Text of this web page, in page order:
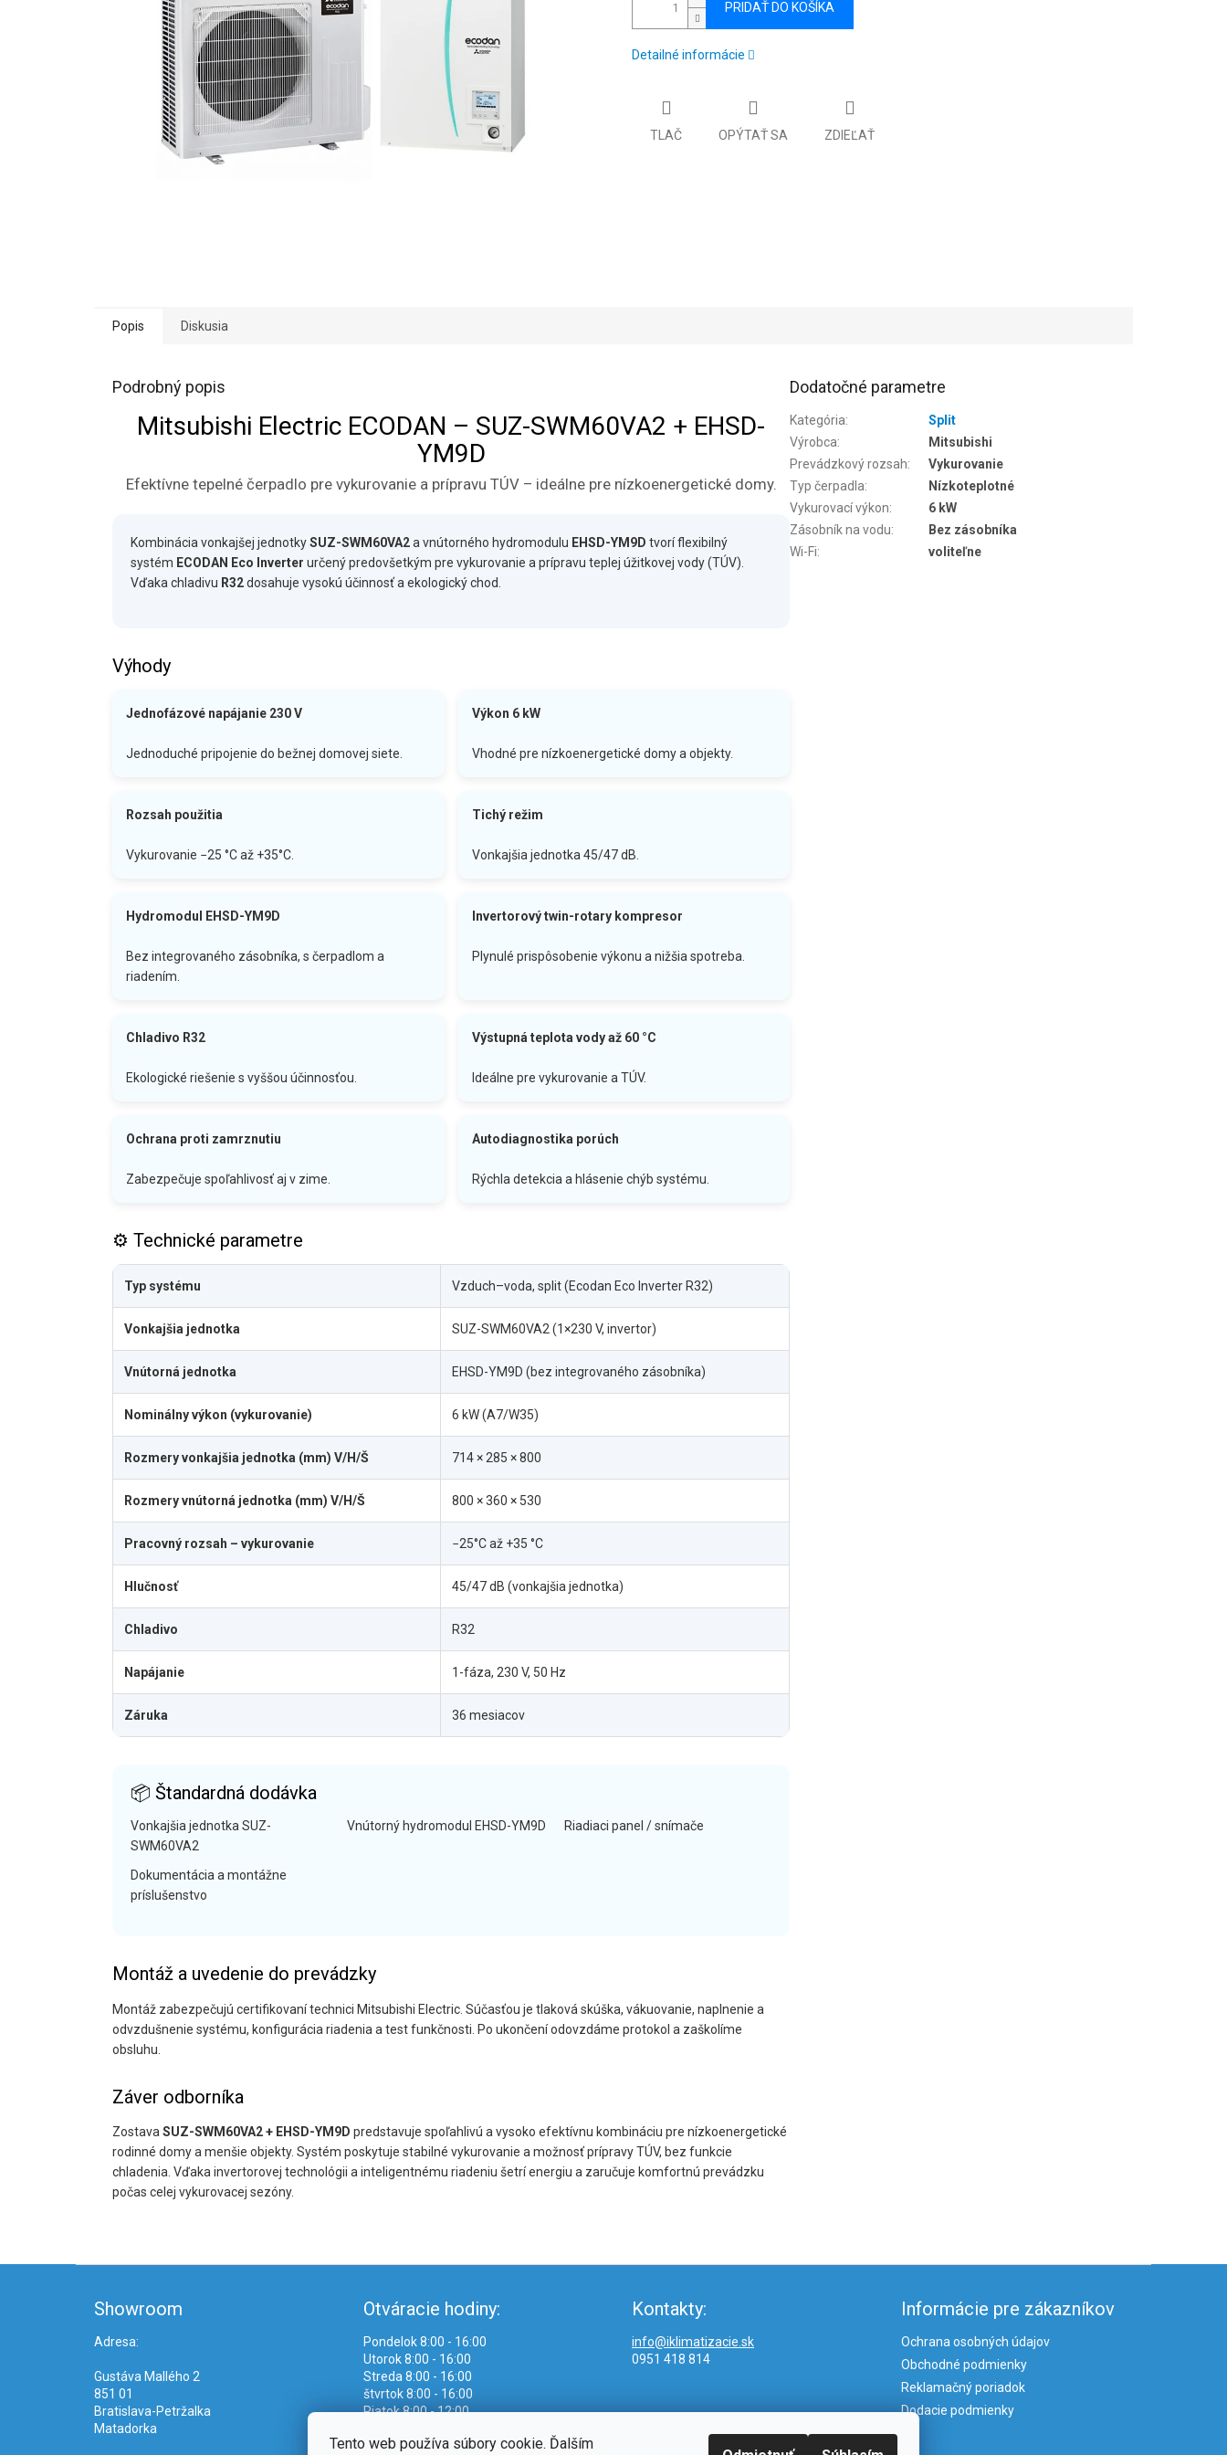
Tento web používa súbory cookie. Ďalším
PRIDAŤ DO KOŠÍKA
Detailné informácie
TLAČ OPÝTAŤ SA ZDIEĽAŤ
Popis Diskusia
Podrobný popis
Mitsubishi Electric ECODAN – SUZ-SWM60VA2 + EHSD-
YM9D
Efektívne tepelné čerpadlo pre vykurovanie a prípravu TÚV – ideálne pre nízkoenergetické domy.
Kombinácia vonkajšej jednotkySUZ-SWM60VA2a vnútorného hydromodulu EHSD-YM9D tvorí flexibilný
systém ECODAN Eco Inverter určený predovšetkým pre vykurovanie a prípravu teplej úžitkovej vody (TÚV).
Vďaka chladivu R32dosahuje vysokú účinnosť a ekologický chod.
Výhody
Jednofázové napájanie 230 V
Jednoduché pripojenie do bežnej domovej siete.
Výkon 6 kW
Vhodné pre nízkoenergetické domy a objekty.
Rozsah použitia
Vykurovanie −25 °C až +35°C.
Tichý režim
Vonkajšia jednotka 45/47 dB.
Hydromodul EHSD-YM9D
Bez integrovaného zásobníka, s čerpadlom a
riadením.
Invertorový twin-rotary kompresor
Plynulé prispôsobenie výkonu a nižšia spotreba.
Chladivo R32
Ekologické riešenie s vyššou účinnosťou.
Výstupná teplota vody až 60 °C
Ideálne pre vykurovanie a TÚV.
Ochrana proti zamrznutiu
Zabezpečuje spoľahlivosť aj v zime.
Autodiagnostika porúch
Rýchla detekcia a hlásenie chýb systému.
⚙️ Technické parametre
Typ systému Vzduch–voda, split (Ecodan Eco Inverter R32)
Vonkajšia jednotka SUZ-SWM60VA2 (1×230 V, invertor)
Vnútorná jednotka EHSD-YM9D (bez integrovaného zásobníka)
Nominálny výkon (vykurovanie) 6 kW (A7/W35)
Rozmery vonkajšia jednotka (mm) V/H/Š 714 × 285 × 800
Rozmery vnútorná jednotka (mm) V/H/Š 800 × 360 × 530
Pracovný rozsah – vykurovanie −25°C až +35 °C
Hlučnosť 45/47 dB (vonkajšia jednotka)
Chladivo R32
Napájanie 1-fáza, 230 V, 50 Hz
Záruka 36 mesiacov
📦 Štandardná dodávka
Vonkajšia jednotka SUZ-
SWM60VA2
Vnútorný hydromodul EHSD-YM9D Riadiaci panel / snímače
Dokumentácia a montážne
príslušenstvo
Montáž a uvedenie do prevádzky
Montáž zabezpečujú certifikovaní technici Mitsubishi Electric. Súčasťou je tlaková skúška, vákuovanie, naplnenie a
odvzdušnenie systému, konfigurácia riadenia a test funkčnosti. Po ukončení odovzdáme protokol a zaškolíme
obsluhu.
Záver odborníka
Zostava SUZ-SWM60VA2 + EHSD-YM9D predstavuje spoľahlivú a vysoko efektívnu kombináciu pre nízkoenergetické
rodinné domy a menšie objekty. Systém poskytuje stabilné vykurovanie a možnosť prípravy TÚV, bez funkcie
chladenia. Vďaka invertorovej technológii a inteligentnému riadeniu šetrí energiu a zaručuje komfortnú prevádzku
počas celej vykurovacej sezóny.
Dodatočné parametre
Kategória:
Split
Výrobca:
Mitsubishi
Prevádzkový rozsah:
Vykurovanie
Typ čerpadla:
Nízkoteplotné
Vykurovací výkon:
6 kW
Zásobník na vodu:
Bez zásobníka
Wi-Fi: voliteľne
Showroom
Adresa:
Gustáva Mallého 2
851 01
Bratislava-Petržalka
Matadorka
Otváracie hodiny:
Pondelok 8:00 - 16:00
Utorok 8:00 - 16:00
Streda 8:00 - 16:00
štvrtok 8:00 - 16:00
Piatok 8:00 - 12:00
Kontakty:
info@iklimatizacie.sk
0951 418 814
Informácie pre zákazníkov
Ochrana osobných údajov
Obchodné podmienky
Reklamačný poriadok
Dodacie podmienky